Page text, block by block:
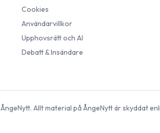
Cookies
Användarvillkor
Upphovsrätt och AI
Debatt & Insändare
ÅngeNytt. Allt material påÅngeNyttär skyddat